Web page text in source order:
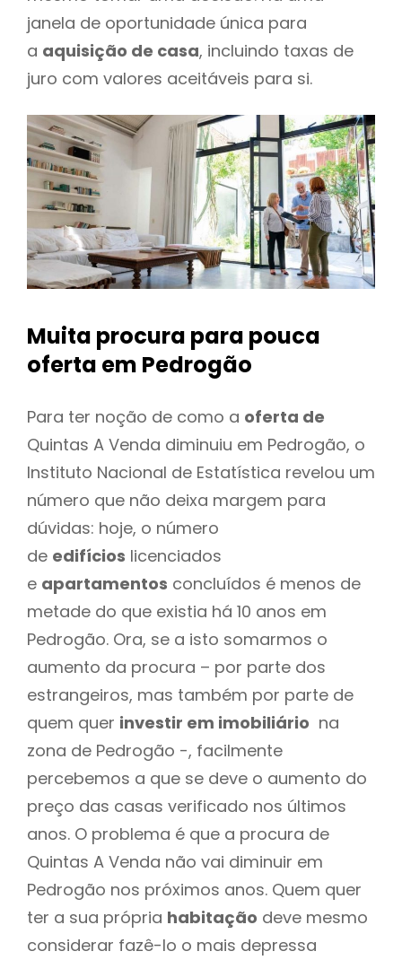
janela de oportunidade única para
a aquisição de casa, incluindo taxas de
juro com valores aceitáveis para si.
Muita procura para pouca
oferta em Pedrogão
Para ter noção de como a oferta de
Quintas A Venda diminuiu em Pedrogão, o
Instituto Nacional de Estatística revelou um
número que não deixa margem para
dúvidas: hoje, o número
de edifícios licenciados
e apartamentos concluídos é menos de
metade do que existia há 10 anos em
Pedrogão. Ora, se a isto somarmos o
aumento da procura – por parte dos
estrangeiros, mas também por parte de
quem quer investir em imobiliário na
zona de Pedrogão -, facilmente
percebemos a que se deve o aumento do
preço das casas verificado nos últimos
anos. O problema é que a procura de
Quintas A Venda não vai diminuir em
Pedrogão nos próximos anos. Quem quer
ter a sua própria habitação deve mesmo
considerar fazê-lo o mais depressa